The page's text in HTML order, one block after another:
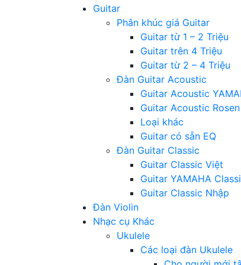
Guitar
Phân khúc giá Guitar
Guitar từ 1 – 2 Triệu
Guitar trên 4 Triệu
Guitar từ 2 – 4 Triệu
Đàn Guitar Acoustic
Guitar Acoustic
Guitar Acoustic Rosen
Loại khác
Guitar có sẵn EQ
Đàn Guitar Classic
Guitar Classic Việt
Guitar YAMAHA
Guitar Classic Nhập
Đàn Violin
Nhạc cụ Khác
Ukulele
Các loại đàn Ukulele